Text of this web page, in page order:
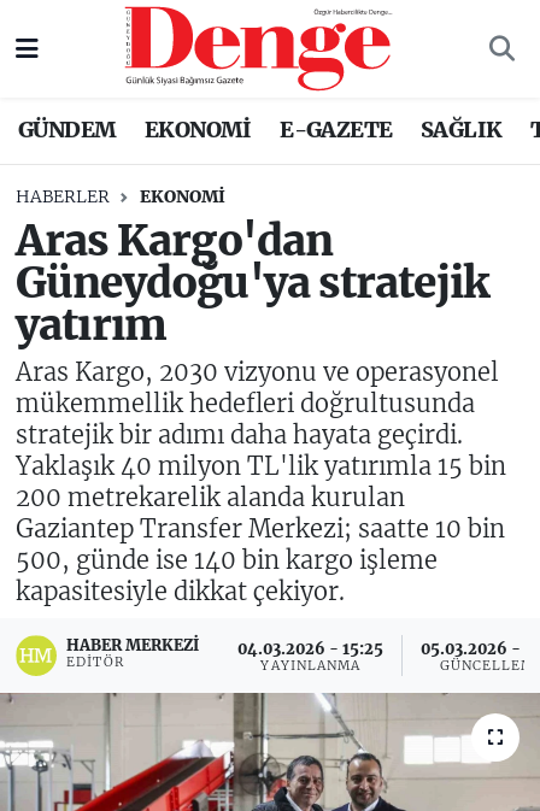
GÜNDEM EKONOMİ E-GAZETE SAĞLIK
HABERLER EKONOMİ
Aras Kargo'dan
Güneydoğu'ya stratejik
yatırım
Aras Kargo, 2030 vizyonu ve operasyonel
mükemmellik hedefleri doğrultusunda
stratejik bir adımı daha hayata geçirdi.
Yaklaşık 40 milyon TL'lik yatırımla 15 bin
200 metrekarelik alanda kurulan
Gaziantep Transfer Merkezi; saatte 10 bin
500, günde ise 140 bin kargo işleme
kapasitesiyle dikkat çekiyor.
HABER MERKEZI
EDITÖR
04.03.2026 - 15:25
YAYINLANMA
05.03.2026 -
Nöbetçi Eczaneler
Süper Lig Puan Durumu ve Fikstür
Tüm Manşetler
Son Dakika Haberleri
Haber Arşivi